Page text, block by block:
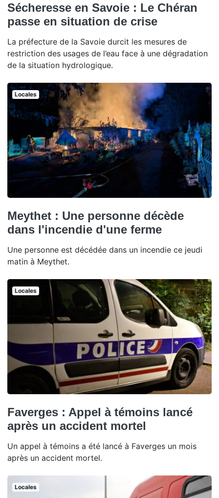
Sécheresse en Savoie : Le Chéran
passe en situation de crise
La préfecture de la Savoie durcit les mesures de
restriction des usages de l’eau face à une dégradation
de la situation hydrologique.
Locales
Meythet : Une personne décède
dans l'incendie d'une ferme
Une personne est décédée dans un incendie ce jeudi
matin à Meythet.
Locales
Faverges : Appel à témoins lancé
après un accident mortel
Un appel à témoins a été lancé à Faverges un mois
après un accident mortel.
Locales